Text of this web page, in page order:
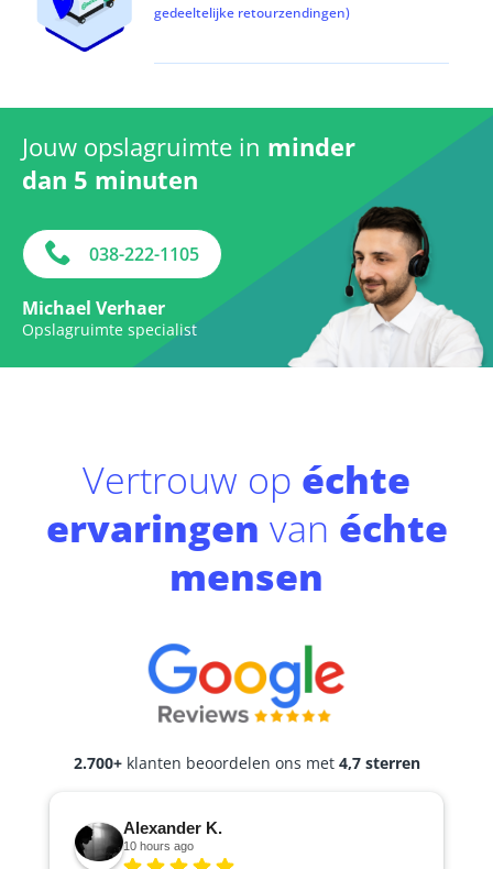
gedeeltelijke retourzendingen)
Jouw opslagruimte in minder
dan 5 minuten
038-222-1105
Michael Verhaer
Opslagruimte specialist
Vertrouw op échte
ervaringen van échte
mensen
2.700+klanten beoordelen ons met 4,7 sterren
Alexander K.
10 hours ago